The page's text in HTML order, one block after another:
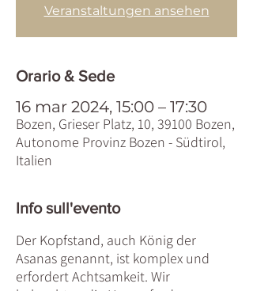
Veranstaltungen ansehen
Orario & Sede
16 mar 2024, 15:00 – 17:30
Bozen, Grieser Platz, 10, 39100 Bozen,
Autonome Provinz Bozen - Südtirol,
Italien
Info sull'evento
Der Kopfstand, auch König der
Asanas genannt, ist komplex und
erfordert Achtsamkeit. Wir